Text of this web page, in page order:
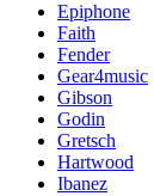
Epiphone
Faith
Fender
Gear4music
Gibson
Godin
Gretsch
Hartwood
Ibanez